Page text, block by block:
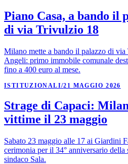
Piano Casa, a bando il
di via Trivulzio 18
Milano mette a bando il palazzo di
Angeli: primo immobile comunale
fino a 400 euro al mese.
ISTITUZIONALI/21 MAGGIO 2026
Strage di Capaci:
vittime il 23 maggio
Sabato 23 maggio alle 17 ai Giardini
cerimonia per il 34° anniversario della
sindaco Sala.